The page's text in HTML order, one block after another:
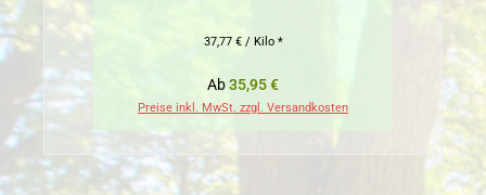
37,77 € / Kilo *
Regulärer Preis:
Ab35,95 €
Preise inkl. MwSt. zzgl. Versandkosten